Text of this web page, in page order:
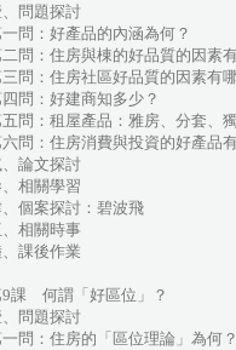
問題探討
問：好產品的內涵為何？
問：住房與棟的好品質的因素
問：住房社區好品質的因素有
問：好建商知多少？
問：租屋產品：雅房、分套、
問：住房消費與投資的好產品
、論文探討
相關學習
個案探討：碧波飛
相關時事
、課後作業
9課 何謂「好區位」？
問題探討
問：住房的「區位理論」為何